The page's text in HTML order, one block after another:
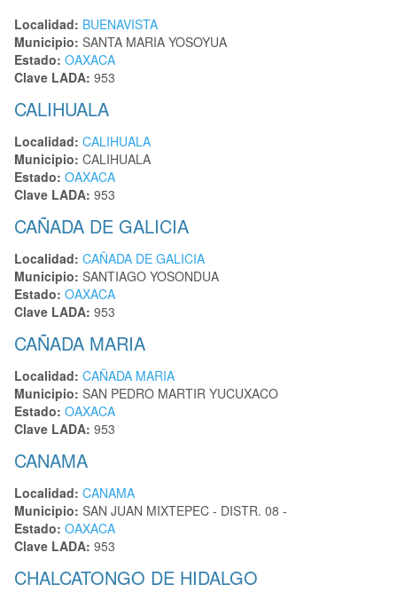
Localidad: BUENAVISTA
Municipio: SANTA MARIA YOSOYUA
Estado: OAXACA
Clave LADA: 953
CALIHUALA
Localidad: CALIHUALA
Municipio: CALIHUALA
Estado: OAXACA
Clave LADA: 953
CAÑADA DE GALICIA
Localidad: CAÑADA DE GALICIA
Municipio: SANTIAGO YOSONDUA
Estado: OAXACA
Clave LADA: 953
CAÑADA MARIA
Localidad: CAÑADA MARIA
Municipio: SAN PEDRO MARTIR YUCUXACO
Estado: OAXACA
Clave LADA: 953
CANAMA
Localidad: CANAMA
Municipio: SAN JUAN MIXTEPEC - DISTR. 08 -
Estado: OAXACA
Clave LADA: 953
CHALCATONGO DE HIDALGO